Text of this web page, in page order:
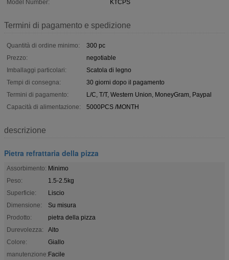
Model Number:
KTCPS
Termini di pagamento e spedizione
Quantità di ordine minimo:
300 pc
Prezzo:
negotiable
Imballaggi particolari:
Scatola di legno
Tempi di consegna:
30 giorni dopo il pagamento
Termini di pagamento:
L/C, T/T, Western Union, MoneyGram, Paypal
Capacità di alimentazione:
5000PCS /MONTH
descrizione
Pietra refrattaria della pizza
Assorbimento: Minimo
Peso:
1.5-2.5kg
Superficie:
Liscio
Dimensione:
Su misura
Prodotto:
pietra della pizza
Durevolezza:
Alto
Colore:
Giallo
manutenzione:Facile